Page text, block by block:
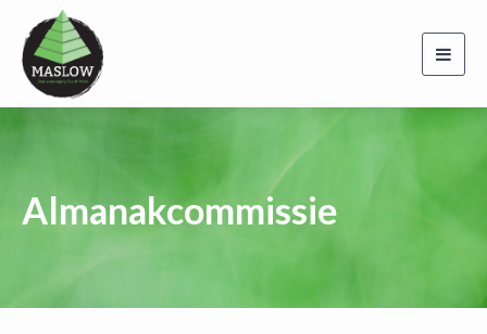
Almanakcommissie